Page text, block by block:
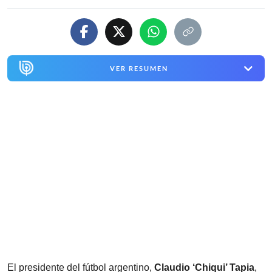
VER RESUMEN
El presidente del fútbol argentino, Claudio ‘Chiqui’ Tapia,